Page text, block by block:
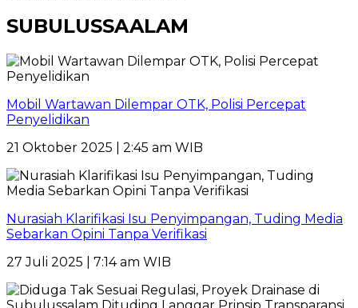
SUBULUSSAALAM
Mobil Wartawan Dilempar OTK, Polisi Percepat
Penyelidikan
21 Oktober 2025 | 2:45 am WIB
Nurasiah Klarifikasi Isu Penyimpangan, Tuding Media
Sebarkan Opini Tanpa Verifikasi
27 Juli 2025 | 7:14 am WIB